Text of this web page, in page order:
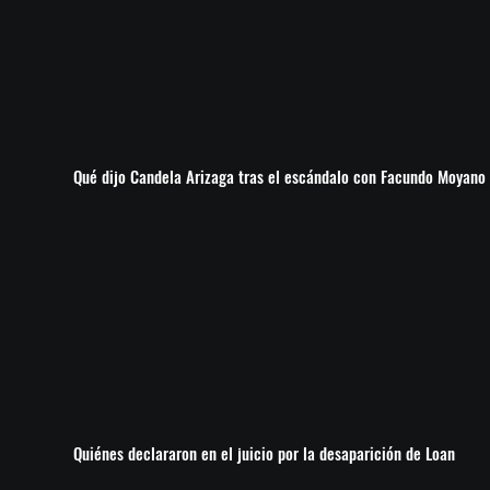
Qué dijo Candela Arizaga tras el escándalo con Facundo Moyano
Quiénes declararon en el juicio por la desaparición de Loan